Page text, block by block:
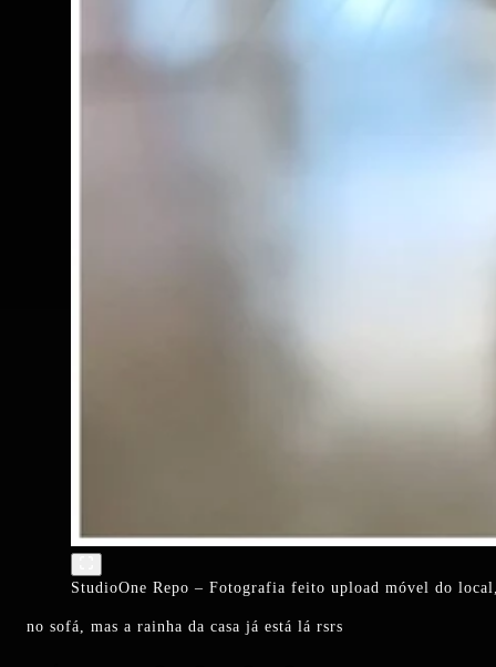
StudioOne Repo – Fotografia feito upload móvel do
no sofá, mas a rainha da casa já está lá rsrs